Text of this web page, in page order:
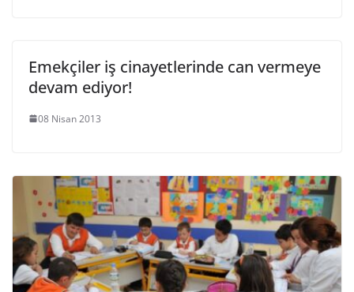
Emekçiler iş cinayetlerinde can vermeye
devam ediyor!
08 Nisan 2013